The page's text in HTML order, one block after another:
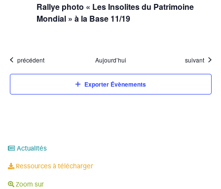
Rallye photo « Les Insolites du Patrimoine
Mondial » à la Base 11/19
Évènements
précédent Aujourd’hui Évènements
suivant
Exporter Évènements
Actualités
Ressources à télécharger
Zoom sur